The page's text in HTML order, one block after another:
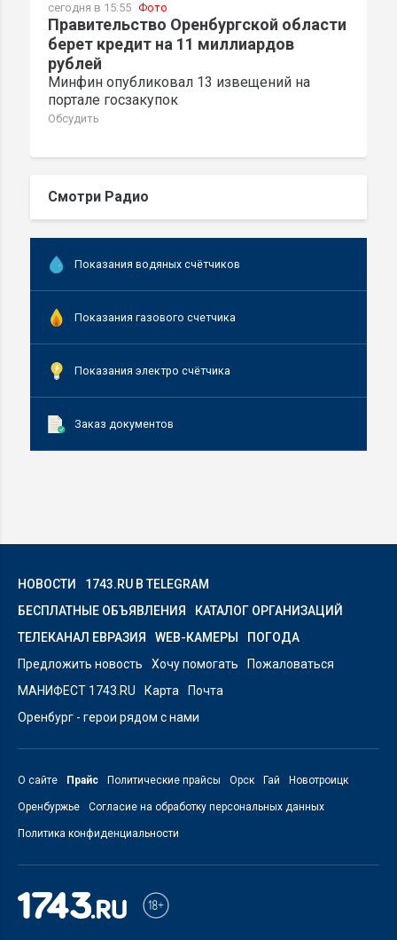
сегодня в 15:55 Фото
Правительство Оренбургской области
берет кредит на 11 миллиардов
рублей
Минфин опубликовал 13 извещений на
портале госзакупок
Обсудить
Смотри Радио
Показания водяных счётчиков
Показания газового счетчика
Показания электро счётчика
Заказ документов
НОВОСТИ
1743.RU В TELEGRAM
БЕСПЛАТНЫЕ ОБЪЯВЛЕНИЯ
КАТАЛОГ ОРГАНИЗАЦИЙ
ТЕЛЕКАНАЛ ЕВРАЗИЯ
WEB-КАМЕРЫ
ПОГОДА
Предложить новость
Хочу помогать
Пожаловаться
МАНИФЕСТ 1743.RU
Карта
Почта
Оренбург - герои рядом с нами
О сайте Прайс Политические прайсы Орск Гай Новотроицк
Оренбуржье Согласие на обработку персональных данных
Политика конфиденциальности